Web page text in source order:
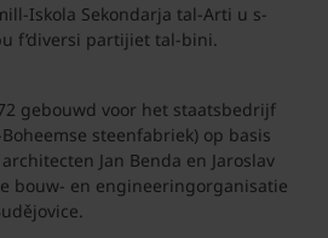
Iskola Sekondarja tal-Arti u s-
f’diversi partijiet tal-bini.
gebouwd voor het staatsbedrijf
steenfabriek) op basis
Jan Benda en Jaroslav
bouw- en engineeringorganisatie